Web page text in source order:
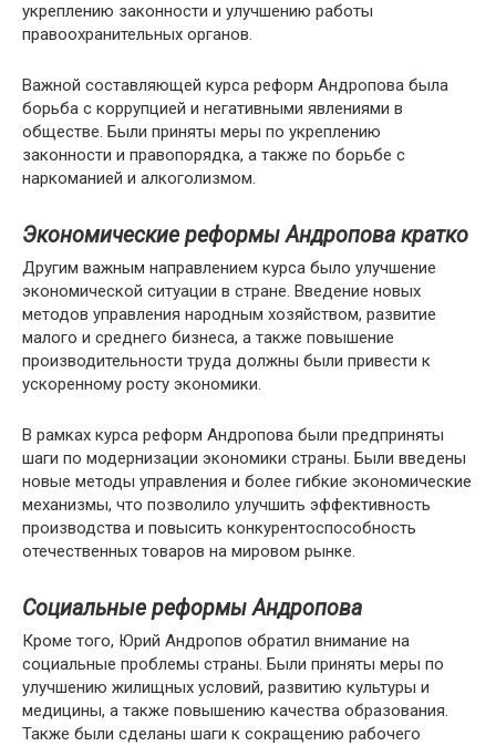
укреплению законности и улучшению работы
правоохранительных органов.
Важной составляющей курса реформ Андропова была
борьба с коррупцией и негативными явлениями в
обществе. Были приняты меры по укреплению
законности и правопорядка, а также по борьбе с
наркоманией и алкоголизмом.
Экономические реформы Андропова кратко
Другим важным направлением курса было улучшение
экономической ситуации в стране. Введение новых
методов управления народным хозяйством, развитие
малого и среднего бизнеса, а также повышение
производительности труда должны были привести к
ускоренному росту экономики.
В рамках курса реформ Андропова были предприняты
шаги по модернизации экономики страны. Были введены
новые методы управления и более гибкие экономические
механизмы, что позволило улучшить эффективность
производства и повысить конкурентоспособность
отечественных товаров на мировом рынке.
Социальные реформы Андропова
Кроме того, Юрий Андропов обратил внимание на
социальные проблемы страны. Были приняты меры по
улучшению жилищных условий, развитию культуры и
медицины, а также повышению качества образования.
Также были сделаны шаги к сокращению рабочего